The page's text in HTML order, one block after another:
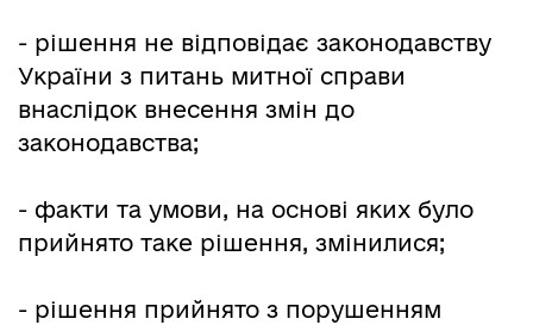
- рішення не відповідає законодавству
України з питань митної справи
внаслідок внесення змін до
законодавства;
- факти та умови, на основі яких було
прийнято таке рішення, змінилися;
- рішення прийнято з порушенням